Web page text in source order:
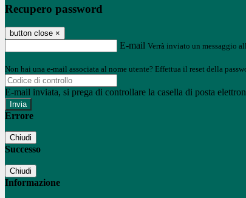
Recupero password
button close ×
E-mail Verrà inviato un messaggio
Non hai una e-mail associata al nome utente? Effettua il reset della
E-mail inviata, si prega di controllare la casella di posta
Errore
Chiudi
Successo
Chiudi
Informazione